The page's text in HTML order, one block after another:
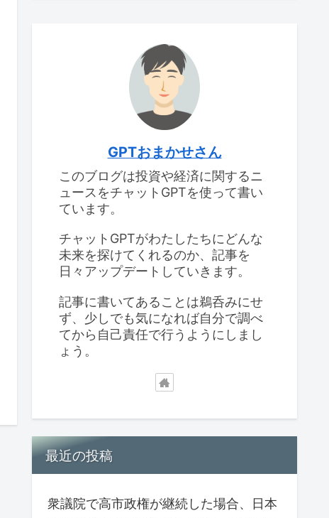
GPTおまかせさん
このブログは投資や経済に関するニ
ュースをチャットGPTを使って書い
ています。
チャットGPTがわたしたちにどんな
未来を探けてくれるのか、記事を
日々アップデートしていきます。
記事に書いてあることは鵜呑みにせ
ず、少しでも気になれば自分で調べ
てから自己責任で行うようにしまし
ょう。
最近の投稿
衆議院で高市政権が継続した場合、日本